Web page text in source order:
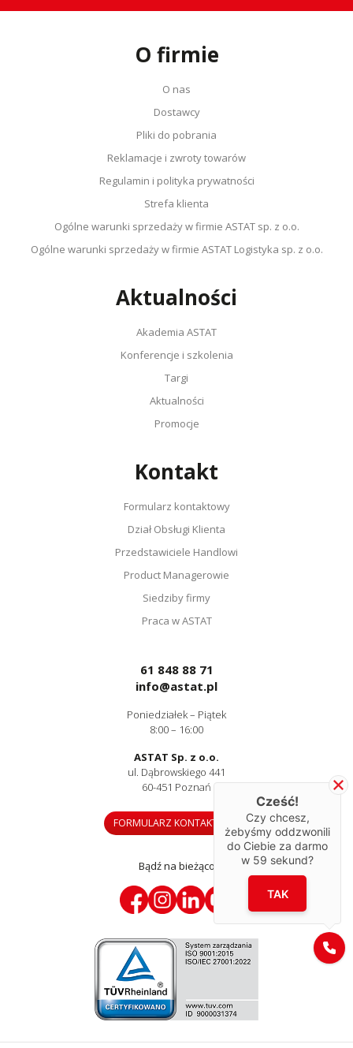
O firmie
O nas
Dostawcy
Pliki do pobrania
Reklamacje i zwroty towarów
Regulamin i polityka prywatności
Strefa klienta
Ogólne warunki sprzedaży w firmie ASTAT sp. z o.o.
Ogólne warunki sprzedaży w firmie ASTAT Logistyka sp. z o.o.
Aktualności
Akademia ASTAT
Konferencje i szkolenia
Targi
Aktualności
Promocje
Kontakt
Formularz kontaktowy
Dział Obsługi Klienta
Przedstawiciele Handlowi
Product Managerowie
Siedziby firmy
Praca w ASTAT
61 848 88 71
info@astat.pl
Poniedziałek – Piątek
8:00 – 16:00
ASTAT Sp. z o.o.
ul. Dąbrowskiego 441
60-451 Poznań
FORMULARZ KONTAKTOWY
Bądź na bieżąco
Cześć!
Czy chcesz,
żebyśmy oddzwonili
do Ciebie za darmo
w 59 sekund?
TAK